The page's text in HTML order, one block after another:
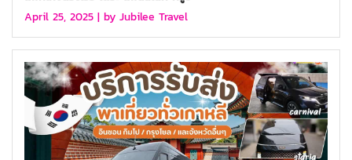
April 25, 2025 | by Jubilee Travel